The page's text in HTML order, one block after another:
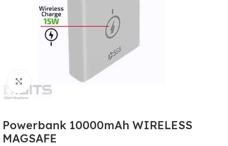
Clicca per ingrandire
Powerbank 10000mAh WIRELESS
MAGSAFE